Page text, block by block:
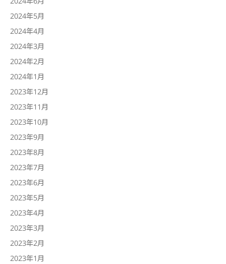
2024年5月
2024年4月
2024年3月
2024年2月
2024年1月
2023年12月
2023年11月
2023年10月
2023年9月
2023年8月
2023年7月
2023年6月
2023年5月
2023年4月
2023年3月
2023年2月
2023年1月